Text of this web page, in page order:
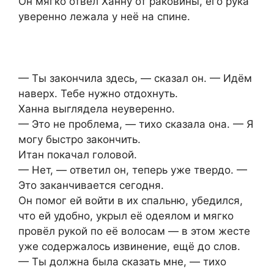
уверенно лежала у неё на спине.
— Ты закончила здесь, — сказал он. — Идём
наверх. Тебе нужно отдохнуть.
Ханна выглядела неуверенно.
— Это не проблема, — тихо сказала она. — Я
могу быстро закончить.
Итан покачал головой.
— Нет, — ответил он, теперь уже твердо. —
Это заканчивается сегодня.
Он помог ей войти в их спальню, убедился,
что ей удобно, укрыл её одеялом и мягко
провёл рукой по её волосам — в этом жесте
уже содержалось извинение, ещё до слов.
— Ты должна была сказать мне, — тихо